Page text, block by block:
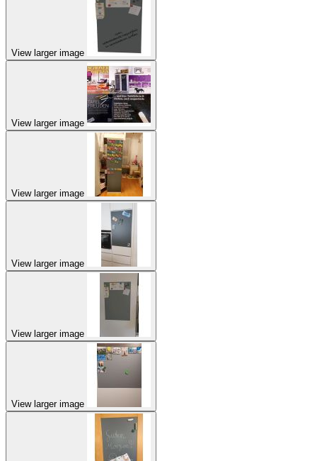
View larger image
View larger image
View larger image
View larger image
View larger image
View larger image